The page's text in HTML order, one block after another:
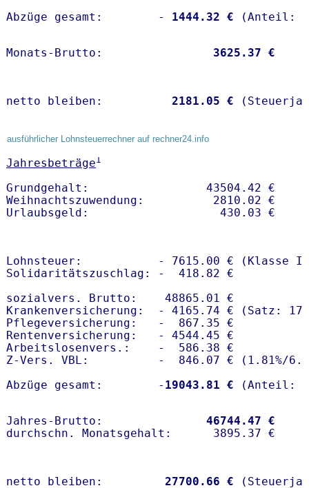
Abzüge gesamt:        -
1444.32 €
Monats-Brutto: 3625.37 €
netto bleiben: 2181.05 €
ausführlicher Lohnsteuerrechner auf rechner24.info
Jahresbeträge1
Grundgehalt:                 43504.42 €
Weihnachtszuwendung:          2810.02 €
Lohnsteuer:           - 7615.00 € (Klasse I)
Solidaritätszuschlag: -  418.82 €
sozialvers. Brutto:    48865.01 €
Krankenversicherung:  - 4165.74 € (Satz:
Pflegeversicherung:   -  867.35 €
Rentenversicherung:   - 4544.45 €
Arbeitslosenvers.:    -  586.38 €
Z-Vers. VBL:          -  846.07 € ( 1.81%/
Abzüge gesamt:        - 19043.81 €
Jahres-Brutto: 46744.47 €
netto bleiben: 27700.66 €